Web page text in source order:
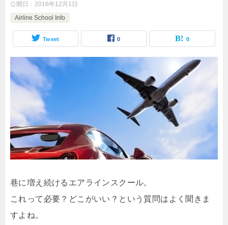
公開日： 2016年12月1日
Airline School Info
Tweet 0 0
巷に増え続けるエアラインスクール。
これって必要？どこがいい？という質問はよく聞きま
すよね。